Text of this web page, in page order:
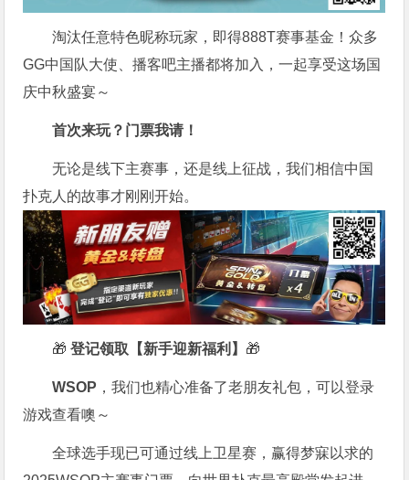
淘汰任意特色昵称玩家，即得888T赛事基金！众多
GG中国队大使、播客吧主播都将加入，一起享受这场国
庆中秋盛宴～
首次来玩？门票我请！
无论是线下主赛事，还是线上征战，我们相信中国
扑克人的故事才刚刚开始。
🎁 登记领取【新手迎新福利】 🎁
WSOP ，我们也精心准备了老朋友礼包，可以登录
游戏查看噢～
全球选手现已可通过线上卫星赛，赢得梦寐以求的